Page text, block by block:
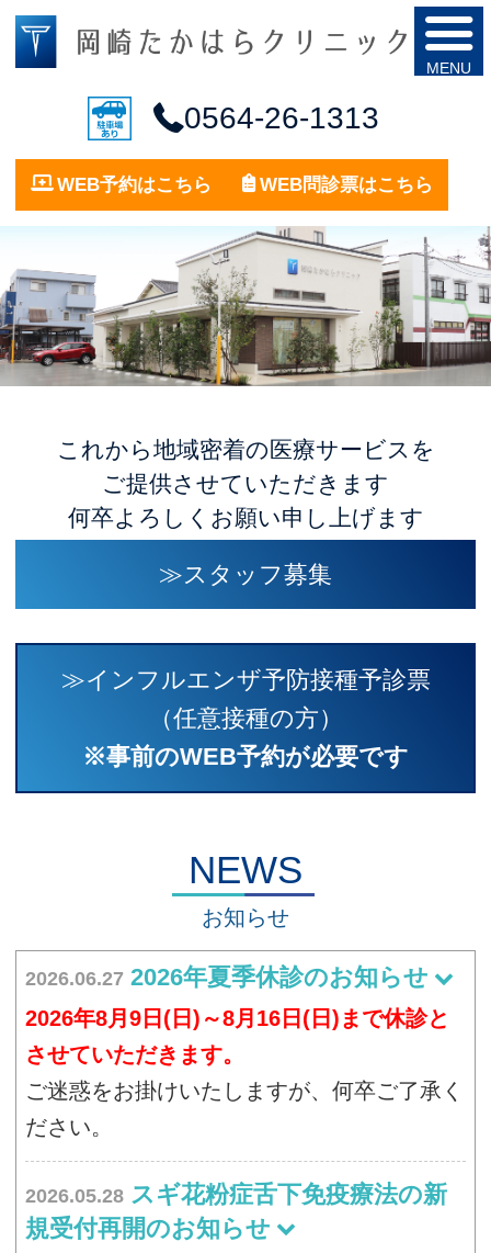
0564-26-1313
WEB予約はこちら WEB問診票はこちら
これから地域密着の医療サービスを
ご提供させていただきます
何卒よろしくお願い申し上げます
≫スタッフ募集
≫インフルエンザ予防接種予診票
（任意接種の方）
※事前のWEB予約が必要です
NEWS
お知らせ
2026.06.27 2026年夏季休診のお知らせ
2026年8月9日(日)～8月16日(日)まで休診と
させていただきます。
ご迷惑をお掛けいたしますが、何卒ご了承く
ださい。
2026.05.28 スギ花粉症舌下免疫療法の新
規受付再開のお知らせ